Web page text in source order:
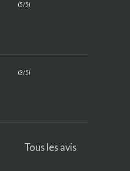
(5/5)
(3/5)
Tous les avis